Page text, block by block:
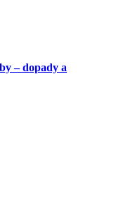
– dopady a